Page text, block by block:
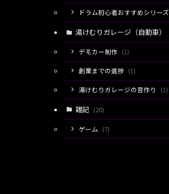
ドラム初心者おすすめシリーズ
湯けむりガレージ（自動車）
デモカー制作 (1)
創業までの進捗 (1)
湯けむりガレージの音作り
(1)
雑記 (20)
ゲーム (7)